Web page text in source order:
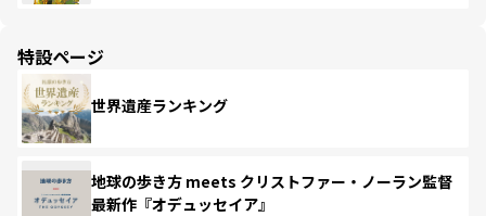
特設ページ
世界遺産ランキング
地球の歩き方 meets クリストファー・ノーラン監督
最新作『オデュッセイア』